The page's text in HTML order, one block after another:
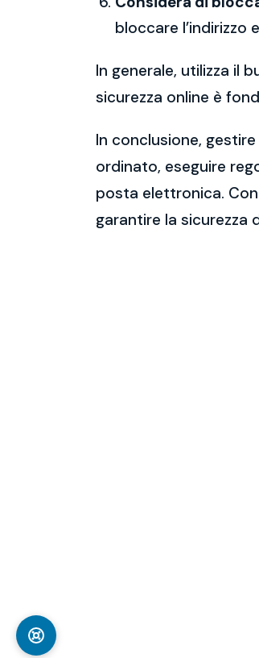
bloccare
In generale, utilizza il
sicurezza online è
In conclusione,
ordinato, eseguire
posta elettronica.
garantire la sicurezza